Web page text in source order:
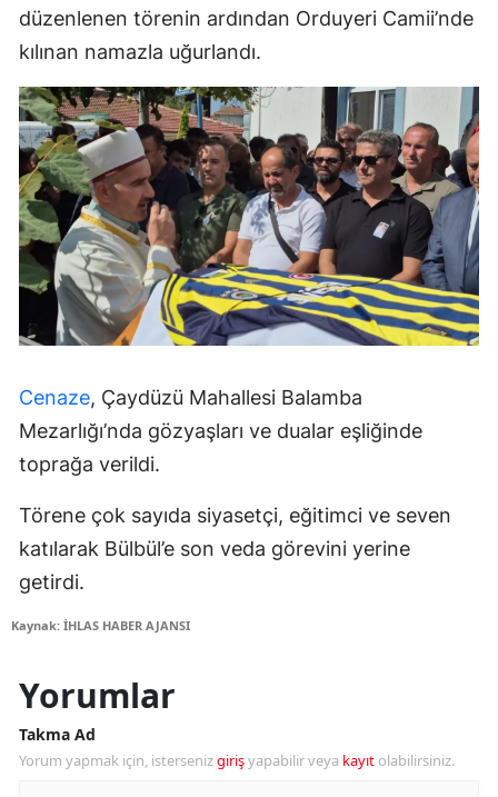
düzenlenen törenin ardından Orduyeri Camii’nde
kılınan namazla uğurlandı.
Cenaze, Çaydüzü Mahallesi Balamba
Mezarlığı’nda gözyaşları ve dualar eşliğinde
toprağa verildi.
Törene çok sayıda siyasetçi, eğitimci ve seven
katılarak Bülbül’e son veda görevini yerine
getirdi.
Kaynak: İHLAS HABER AJANSI
Yorumlar
Takma Ad
Yorum yapmak için, istersenizgirişyapabilir veya kayıt olabilirsiniz.